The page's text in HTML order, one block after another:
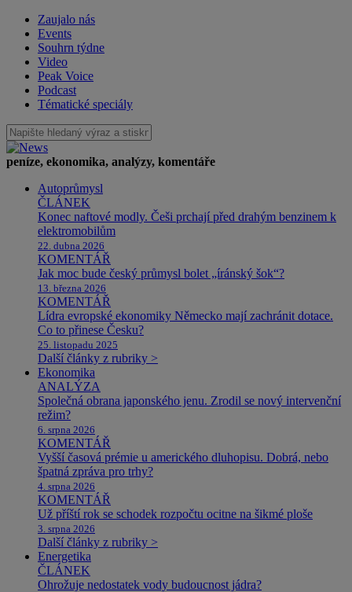
Zaujalo nás
Events
Souhrn týdne
Video
Peak Voice
Podcast
Tématické speciály
peníze, ekonomika, analýzy, komentáře
Autoprůmysl
ČLÁNEK
Konec naftové modly. Češi prchají před drahým benzinem k
elektromobilům
22. dubna 2026
KOMENTÁŘ
Jak moc bude český průmysl bolet „íránský šok“?
13. března 2026
KOMENTÁŘ
Lídra evropské ekonomiky Německo mají zachránit dotace.
Co to přinese Česku?
25. listopadu 2025
Další články z rubriky >
Ekonomika
ANALÝZA
Společná obrana japonského jenu. Zrodil se nový intervenční
režim?
6. srpna 2026
KOMENTÁŘ
Vyšší časová prémie u amerického dluhopisu. Dobrá, nebo
špatná zpráva pro trhy?
4. srpna 2026
KOMENTÁŘ
Už příští rok se schodek rozpočtu ocitne na šikmé ploše
3. srpna 2026
Další články z rubriky >
Energetika
ČLÁNEK
Ohrožuje nedostatek vody budoucnost jádra?